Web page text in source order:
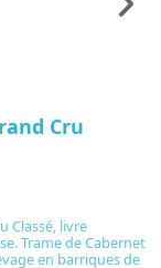
Cru
Classé, livre
Trame de Cabernet
en barriques de